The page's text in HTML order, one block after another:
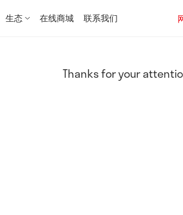
生态 在线商城 联系我们
Thanks for your